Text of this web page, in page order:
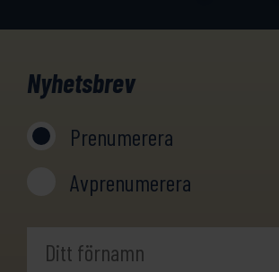
Nyhetsbrev
Prenumerera
Avprenumerera